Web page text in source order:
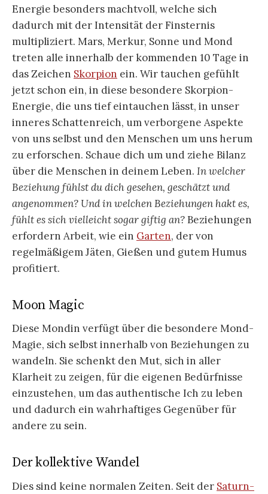
Energie besonders machtvoll, welche sich
dadurch mit der Intensität der Finsternis
multipliziert. Mars, Merkur, Sonne und Mond
treten alle innerhalb der kommenden 10 Tage in
das Zeichen Skorpion ein. Wir tauchen gefühlt
jetzt schon ein, in diese besondere Skorpion-
Energie, die uns tief eintauchen lässt, in unser
inneres Schattenreich, um verborgene Aspekte
von uns selbst und den Menschen um uns herum
zu erforschen. Schaue dich um und ziehe Bilanz
über die Menschen in deinem Leben. In welcher
Beziehung fühlst du dich gesehen, geschätzt und
angenommen? Und in welchen Beziehungen hakt es,
fühlt es sich vielleicht sogar giftig an?Beziehungen
erfordern Arbeit, wie ein Garten, der von
regelmäßigem Jäten, Gießen und gutem Humus
profitiert.
Moon Magic
Diese Mondin verfügt über die besondere Mond-
Magie, sich selbst innerhalb von Beziehungen zu
wandeln. Sie schenkt den Mut, sich in aller
Klarheit zu zeigen, für die eigenen Bedürfnisse
einzustehen, um das authentische Ich zu leben
und dadurch ein wahrhaftiges Gegenüber für
andere zu sein.
Der kollektive Wandel
Dies sind keine normalen Zeiten. Seit der Saturn-